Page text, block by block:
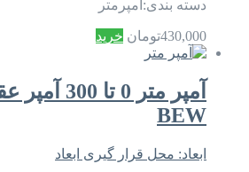
دسته بندی: آمپرمتر
430,000تومان خرید
BEW
ابعاد: محل قرار گیری ابعاد